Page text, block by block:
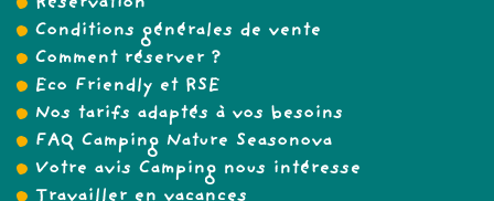
Conditions générales de vente
Comment réserver ?
Eco Friendly et RSE
Nos tarifs adaptés à vos besoins
FAQ Camping Nature Seasonova
Votre avis Camping nous intéresse